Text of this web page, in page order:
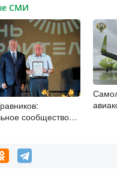
СМИ
сообщество